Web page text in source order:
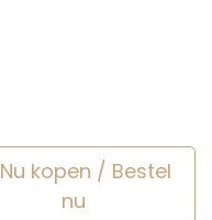
Nu kopen / Bestel
nu